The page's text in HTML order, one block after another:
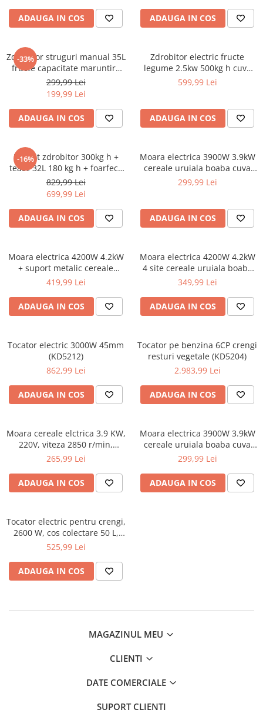
Aparate pe acumulator / baterie
Aspiratoare
Baterii incarcatoare
Betoniera
Cantar electronic
Compresoare
Generatoare de ozon
Invertor / convertor curent
Macara electrica
Motoare electrice
Nivela Laser
Polizoare
Polizor mini
Unghiulare/drepte
PPR lipire taiere
Prelungitoare curent
Redresoare/robot pornire/starter
auto
Strung lemn electric
Sudura / taiere
Aparat taiat cu plasma
Masca de sudura
Sursa lumina
UPS Sursa curent
Vibrator beton
auto
Aparat sablat curatat
ADAUGA IN COS ADAUGA IN COS
-33%
Zdrobitor struguri manual 35L
fructe capacitate maruntire
300 kgh (DISLP88)
299,99 Lei
199,99 Lei
ADAUGA IN COS
Zdrobitor electric fructe
legume 2.5kw 500kg h cuva
30kg (CMP1534)
599,99 Lei
ADAUGA IN COS
-16%
Pachet zdrobitor 300kg h +
teasc 32L 180 kg h + foarfeca
(Z+T+F)
829,99 Lei
699,99 Lei
ADAUGA IN COS
Moara electrica 3900W 3.9kW
cereale uruiala boaba cuva
mare (BRM3.9kW)
299,99 Lei
ADAUGA IN COS
Moara electrica 4200W 4.2kW
+ suport metalic cereale
uruiala boaba cuva mare
419,99 Lei
ADAUGA IN COS
Moara electrica 4200W 4.2kW
4 site cereale uruiala boaba
cuva mare (BRM00996)
349,99 Lei
ADAUGA IN COS
Tocator electric 3000W 45mm
(KD5212)
862,99 Lei
ADAUGA IN COS
Tocator pe benzina 6CP crengi
resturi vegetale (KD5204)
2.983,99 Lei
ADAUGA IN COS
Moara cereale elctrica 3.9 KW,
220V, viteza 2850 r/min,
capacitate 240 Kg/h, 4 site
265,99 Lei
ADAUGA IN COS
Moara electrica 3900W 3.9kW
cereale uruiala boaba cuva
mare YM3900 (EFT-13171)
299,99 Lei
ADAUGA IN COS
Tocator electric pentru crengi,
2600 W, cos colectare 50 L,
max. 40 mm (BX-3290)
525,99 Lei
ADAUGA IN COS
MAGAZINUL MEU
CLIENTI
DATE COMERCIALE
SUPORT CLIENTI